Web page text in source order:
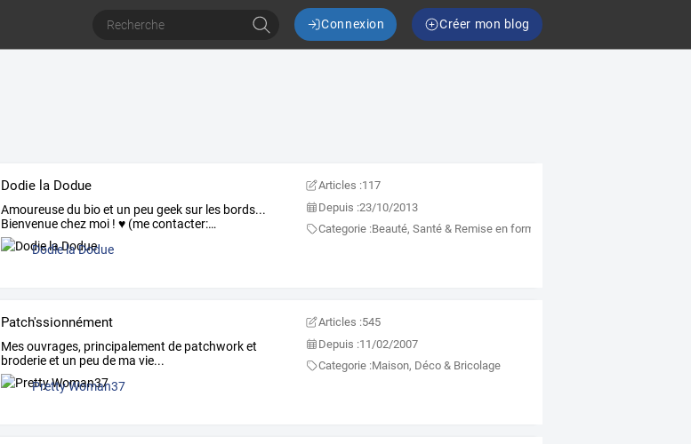
Connexion Créer mon blog
Dodie la Dodue
Amoureusedu bioet un peu geeksur les bords...
Bienvenuechez moi ! ♥ (mecontacter:…
Dodie la Dodue
Articles :117
Depuis :23/10/2013
Categorie :Beauté, Santé & Remise en forme
Patch'ssionnément
Mes ouvrages, principalement de patchwork et
broderie et un peu de ma vie...
Pretty Woman37
Articles :545
Depuis :11/02/2007
Categorie :Maison, Déco & Bricolage